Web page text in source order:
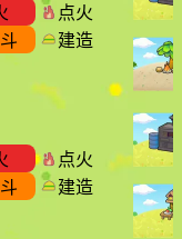
点火
建造
点火
建造